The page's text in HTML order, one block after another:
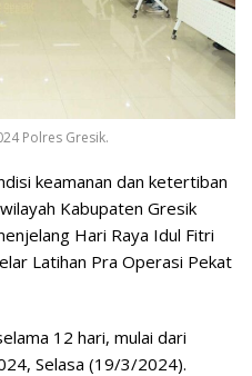
Polres Gresik.
keamanan dan ketertiban
Kabupaten Gresik
Hari Raya Idul Fitri
Latihan Pra Operasi Pekat
12 hari, mulai dari
Selasa (19/3/2024).